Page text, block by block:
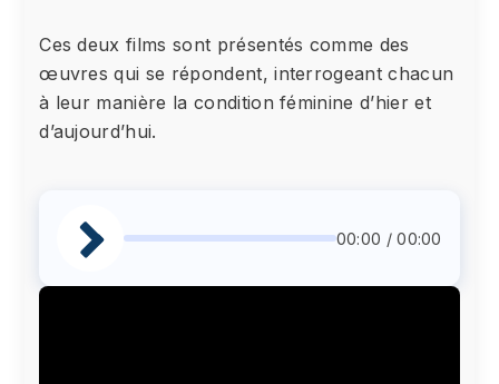
Ces deux films sont présentés comme des
œuvres qui se répondent, interrogeant chacun
à leur manière la condition féminine d’hier et
d’aujourd’hui.
00:00 / 00:00